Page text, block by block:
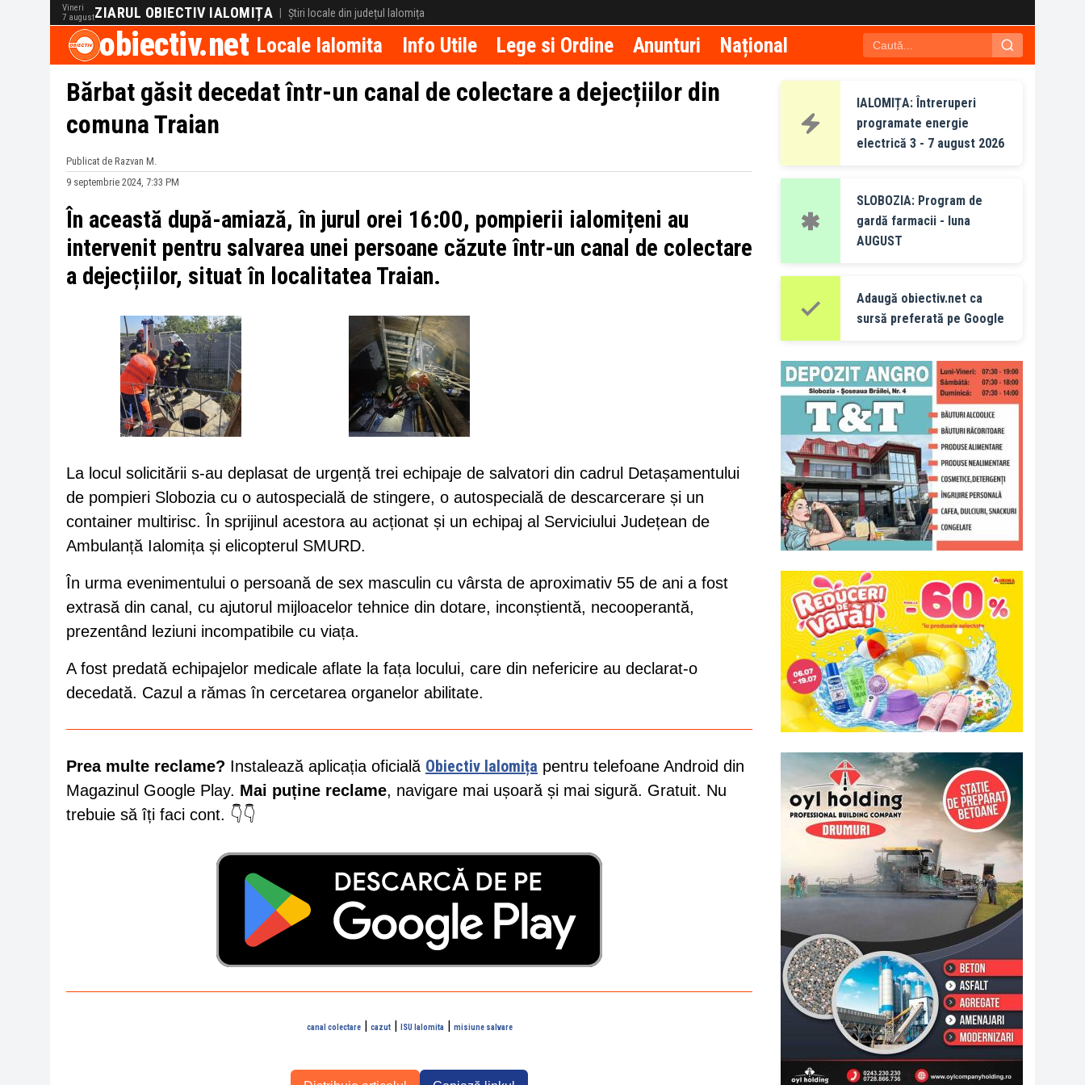
Vineri
7 augustZIARUL OBIECTIV IALOMIȚA | Știri locale din județul Ialomița
obiectiv.net Locale Ialomita Info Utile Lege si Ordine Anunturi Național
Bărbat găsit decedat într-un canal de colectare a dejecțiilor din
comuna Traian
Publicat de Razvan M.
9 septembrie 2024, 7:33 PM
În această după-amiază, în jurul orei 16:00, pompierii ialomițeni au
intervenit pentru salvarea unei persoane căzute într-un canal de colectare
a dejecțiilor, situat în localitatea Traian.
La locul solicitării s-au deplasat de urgență trei echipaje de salvatori din cadrul Detașamentului
de pompieri Slobozia cu o autospecială de stingere, o autospecială de descarcerare și un
container multirisc. În sprijinul acestora au acționat și un echipaj al Serviciului Județean de
Ambulanță Ialomița și elicopterul SMURD.
În urma evenimentului o persoană de sex masculin cu vârsta de aproximativ 55 de ani a fost
extrasă din canal, cu ajutorul mijloacelor tehnice din dotare, inconștientă, necooperantă,
prezentând leziuni incompatibile cu viața.
A fost predată echipajelor medicale aflate la fața locului, care din nefericire au declarat-o
decedată. Cazul a rămas în cercetarea organelor abilitate.
Prea multe reclame? Instalează aplicația oficială Obiectiv Ialomița pentru telefoane Android din
Magazinul Google Play. Mai puține reclame, navigare mai ușoară și mai sigură. Gratuit. Nu
trebuie să îți faci cont. 👇👇
canal colectare| cazut| ISU Ialomita| misiune salvare
IALOMIȚA: Întreruperi
programate energie
electrică 3 - 7 august 2026
SLOBOZIA: Program de
gardă farmacii - luna
AUGUST
Adaugă obiectiv.net ca
sursă preferată pe Google